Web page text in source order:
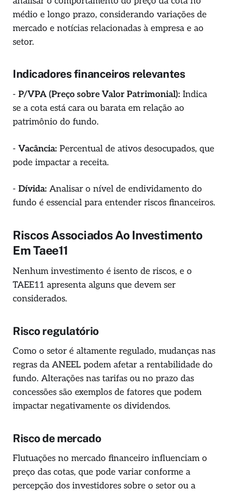
médio e longo prazo, considerando variações de
mercado e notícias relacionadas à empresa e ao
setor.
Indicadores financeiros relevantes
- P/VPA (Preço sobre Valor Patrimonial): Indica
se a cota está cara ou barata em relação ao
patrimônio do fundo.
- Vacância: Percentual de ativos desocupados, que
pode impactar a receita.
- Dívida: Analisar o nível de endividamento do
fundo é essencial para entender riscos financeiros.
Riscos Associados Ao Investimento
Em Taee11
Nenhum investimento é isento de riscos, e o
TAEE11 apresenta alguns que devem ser
considerados.
Risco regulatório
Como o setor é altamente regulado, mudanças nas
regras da ANEEL podem afetar a rentabilidade do
fundo. Alterações nas tarifas ou no prazo das
concessões são exemplos de fatores que podem
impactar negativamente os dividendos.
Risco de mercado
Flutuações no mercado financeiro influenciam o
preço das cotas, que pode variar conforme a
percepção dos investidores sobre o setor ou a